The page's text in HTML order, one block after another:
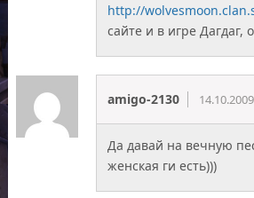
http://
сайте и в игре Дагдаг,
amigo-2130 14.10.2009
Да давай на вечную
женская ги есть)))